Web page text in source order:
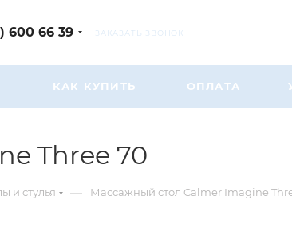
600 66 39 ЗАКАЗАТЬ ЗВОНОК
КАК КУПИТЬ ОПЛАТА
Three 70
и стулья — Массажный стол Calmer Imagine